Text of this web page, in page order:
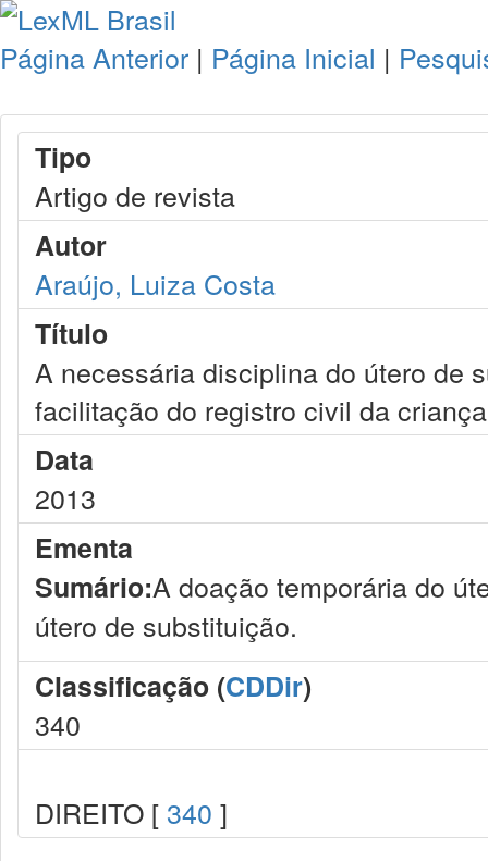
Página Anterior | Página Inicial |
Tipo
Artigo de revista
Autor
Araújo, Luiza Costa
Título
A necessária disciplina do útero de
facilitação do registro civil da criança
Data
2013
Ementa
Sumário:A doação temporária do
útero de substituição.
Classificação (CDDir)
340
DIREITO [ 340 ]